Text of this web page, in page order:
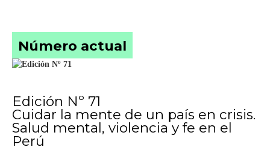
Número actual
Edición Nº 71
Cuidar la mente de un país en crisis.
Salud mental, violencia y fe en el
Perú